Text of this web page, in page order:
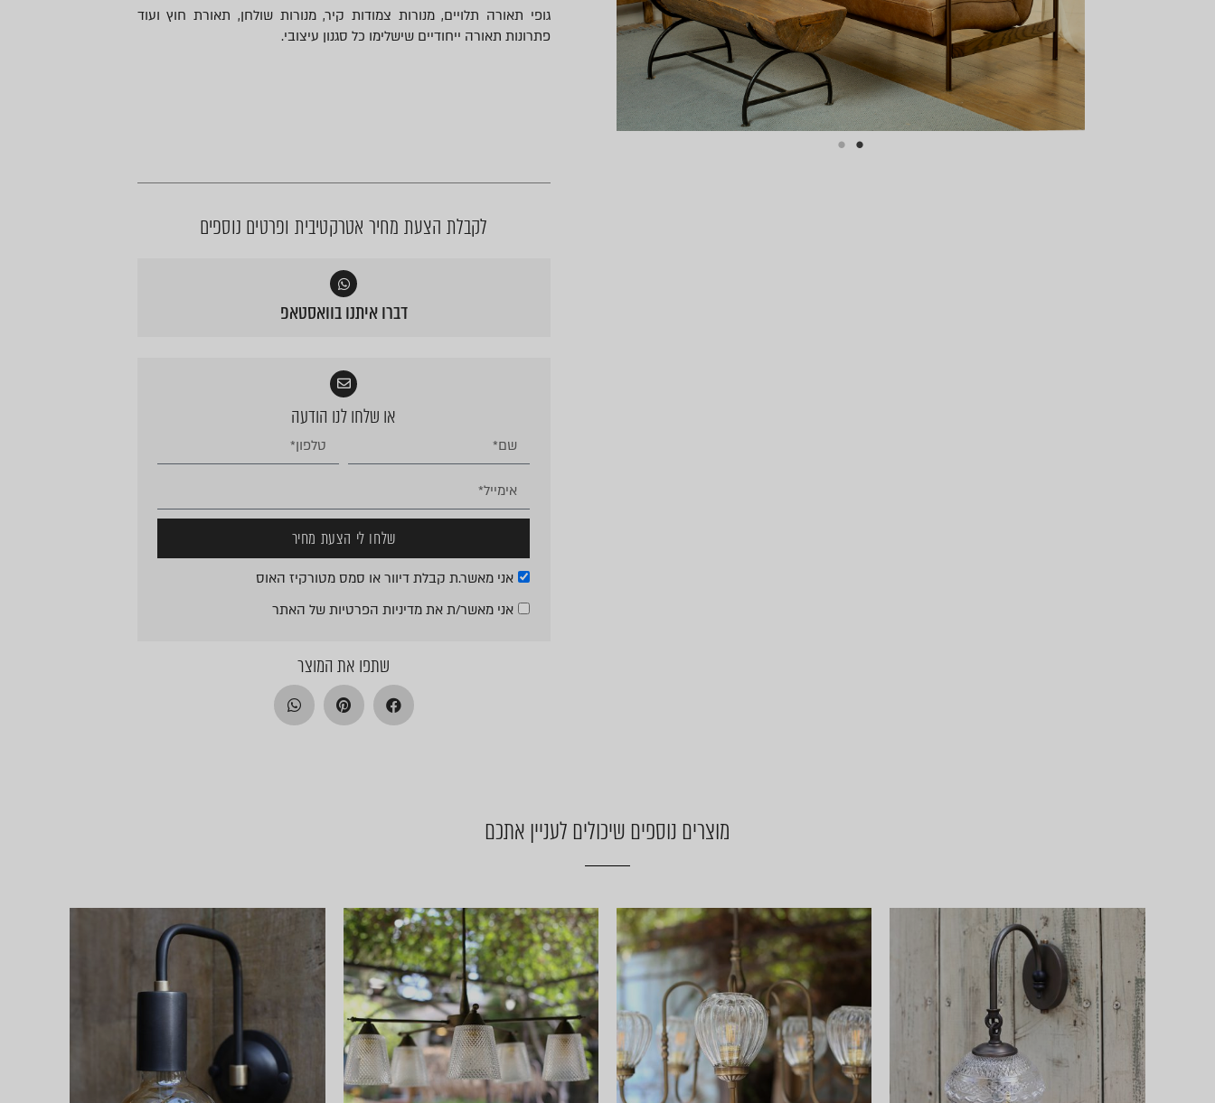
גופי תאורה תלויים, מנורות צמודות קיר, מנורות שולחן, תאורת חוץ ועוד
פתרונות תאורה ייחודיים שישלימו כל סגנון עיצובי.
לקבלת הצעת מחיר אטרקטיבית ופרטים נוספים
דברו איתנו בוואסטאפ
או שלחו לנו הודעה
אני מאשר.ת קבלת דיוור או סמס מטורקיז האוס
אני מאשר/ת את מדיניות הפרטיותשל האתר
שלחו לי הצעת מחיר
שתפו את המוצר
מוצרים נוספים שיכולים לעניין אתכם